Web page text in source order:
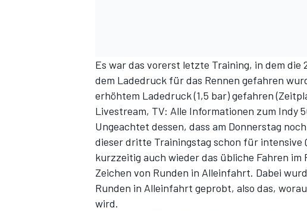
SPORTWAGEN
Es war das vorerst letzte Training, in dem
dem Ladedruck für das Rennen gefahren
erhöhtem Ladedruck (1,5 bar) gefahren (
Livestream, TV: Alle Informationen zum Indy
Ungeachtet dessen, dass am Donnerstag
dieser dritte Trainingstag schon für intensive
kurzzeitig auch wieder das übliche Fahren im
Zeichen von Runden in Alleinfahrt. Dabei
Runden in Alleinfahrt geprobt, also das,
wird.